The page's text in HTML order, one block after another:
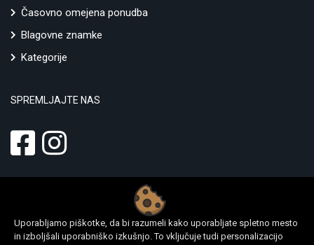
Uporabljamo piškotke, da bi razumeli kako uporabljate spletno mesto
in izboljšali uporabniško izkušnjo. To vključuje tudi personalizacijo
Časovno omejena ponudba
Blagovne znamke
Kategorije
SPREMLJAJTE NAS